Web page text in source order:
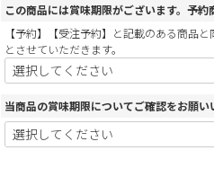
この商品には賞味期限がございます。予約
【予約】【受注予約】と記載のある商品
とさせていただきます。
当商品の賞味期限についてご確認をお願い